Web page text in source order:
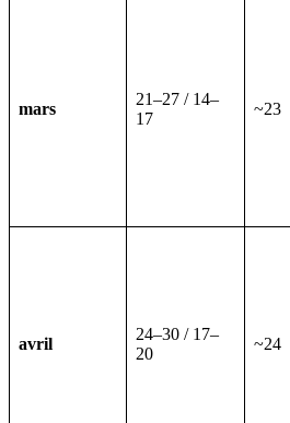
mars
21–27 / 14–
17
~23
avril
24–30 / 17–
20
~24